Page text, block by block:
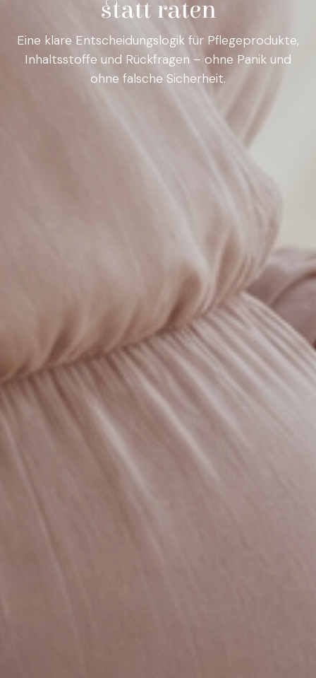
statt raten
Eine klare Entscheidungslogik für Pflegeprodukte,
Inhaltsstoffe und Rückfragen – ohne Panik und
ohne falsche Sicherheit.